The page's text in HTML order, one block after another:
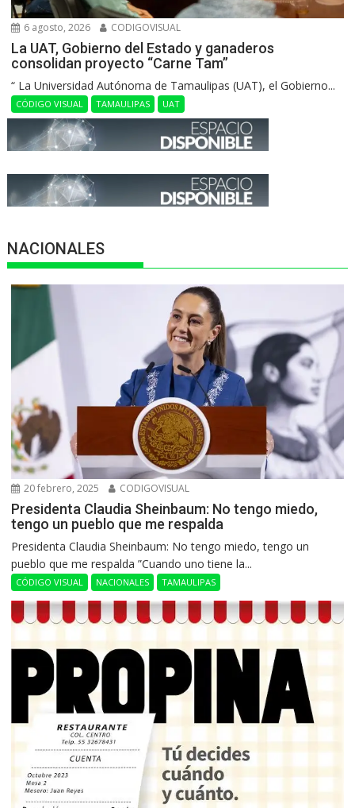
6 agosto, 2026 CODIGOVISUAL
La UAT, Gobierno del Estado y ganaderos
consolidan proyecto “Carne Tam”
“ La Universidad Autónoma de Tamaulipas (UAT), el Gobierno...
CÓDIGO VISUAL TAMAULIPAS UAT
NACIONALES
20 febrero, 2025 CODIGOVISUAL
Presidenta Claudia Sheinbaum: No tengo miedo,
tengo un pueblo que me respalda
Presidenta Claudia Sheinbaum: No tengo miedo, tengo un
pueblo que me respalda ”Cuando uno tiene la...
CÓDIGO VISUAL NACIONALES TAMAULIPAS